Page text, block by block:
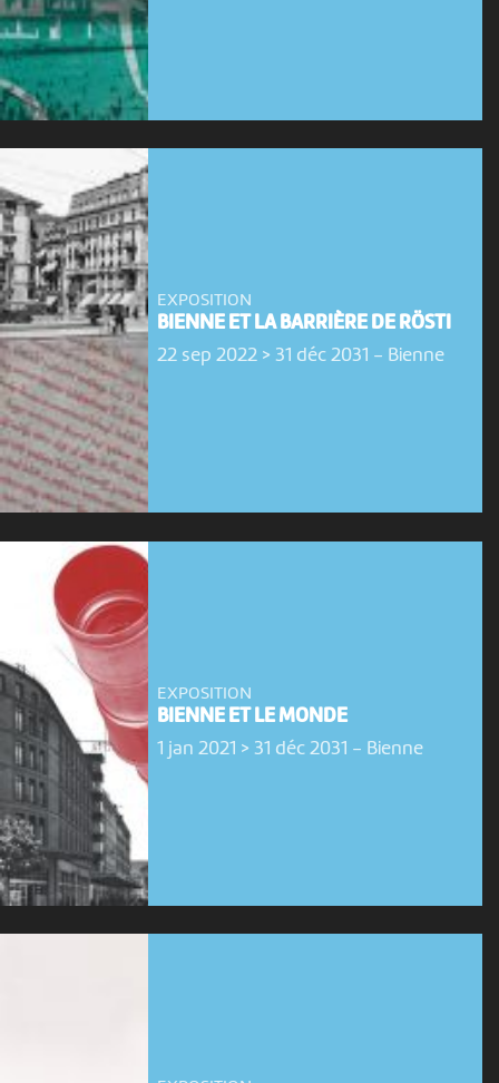
EXPOSITION
BIENNE ET LA BARRIÈRE DE RÖSTI
22 sep 2022 > 31 déc 2031 - Bienne
EXPOSITION
BIENNE ET LE MONDE
1 jan 2021 > 31 déc 2031 - Bienne